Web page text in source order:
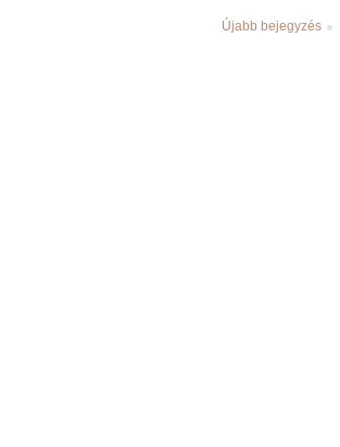
Újabb bejegyzés